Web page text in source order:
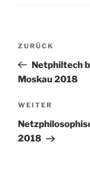
Vorheriger
Beitrag
ZURÜCK
Netphiltech
Moskau 2018
Nächster
Beitrag
WEITER
2018